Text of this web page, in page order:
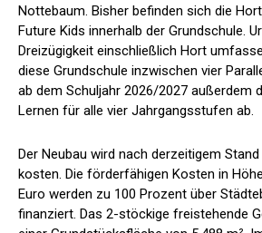
Nottebaum. Bisher befinden sich die
Future Kids innerhalb der Grundschule.
Dreizügigkeit einschließlich Hort
diese Grundschule inzwischen vier
ab dem Schuljahr 2026/2027 außerdem
Lernen für alle vier Jahrgangsstufen ab.
Der Neubau wird nach derzeitigem
kosten. Die förderfähigen Kosten in
Euro werden zu 100 Prozent über
finanziert. Das 2-stöckige freistehende